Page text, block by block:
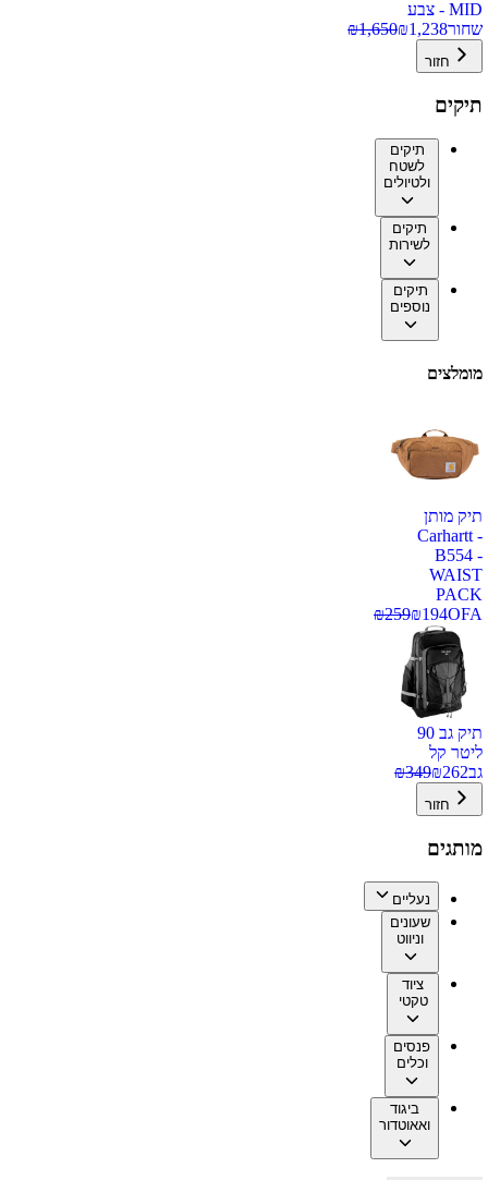
MID - צבע
שחור
₪1,238
₪1,650
חזור
תיקים
תיקים
לשטח
ולטיולים
תיקים
לשירות
תיקים
נוספים
מומלצים
תיק מותן
Carhartt -
B554 -
WAIST
PACK
OFA
₪194
₪259
תיק גב 90
ליטר קל
גב
₪262
₪349
חזור
מותגים
נעליים
שעונים
וניווט
ציוד
טקטי
פנסים
וכלים
ביגוד
ואאוטדור